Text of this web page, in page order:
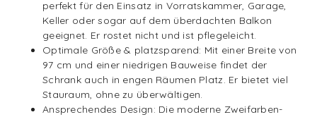
perfekt für den Einsatz in Vorratskammer, Garage,
Keller oder sogar auf dem überdachten Balkon
geeignet. Er rostet nicht und ist pflegeleicht.
Optimale Größe & platzsparend: Mit einer Breite von
97 cm und einer niedrigen Bauweise findet der
Schrank auch in engen Räumen Platz. Er bietet viel
Stauraum, ohne zu überwältigen.
Ansprechendes Design: Die moderne Zweifarben-